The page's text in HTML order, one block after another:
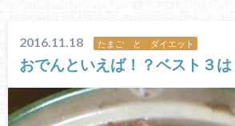
2016.11.18 たまご と ダイエット
おでんといえば！？ベスト３は